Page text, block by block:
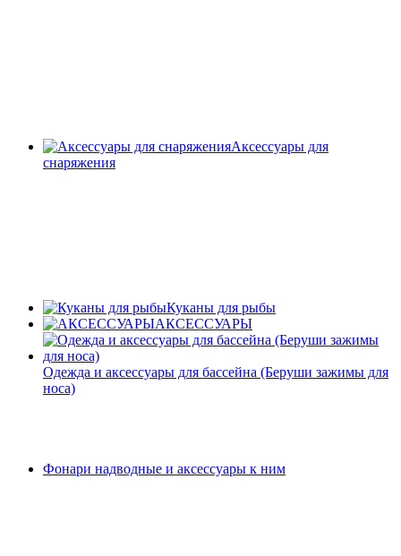
Аксессуары для
снаряжения
Куканы для рыбы
АКСЕССУАРЫ
Одежда и аксессуары для бассейна (Беруши зажимы для
носа)
Фонари надводные и аксессуары к ним